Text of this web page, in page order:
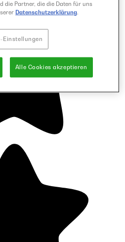
die Partner, die die Daten für uns
Datenschutzerklärung.
Einstellungen
Alle Cookies akzeptieren